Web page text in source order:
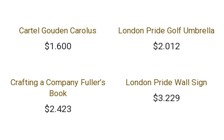
Cartel Gouden Carolus
$1.600
London Pride Golf Umbrella
$2.012
Crafting a Company Fuller’s
Book
$2.423
London Pride Wall Sign
$3.229